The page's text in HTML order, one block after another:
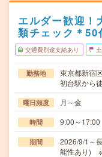
エルダー歓迎！
類チェック＊50
交通費別途支給あり
勤務地
東京都新宿
初台駅から
曜日頻度 月～金
時間 9:00～17:00
期間
2026/9/1～
能性あり)